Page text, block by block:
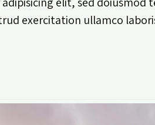
exercitation ullamco